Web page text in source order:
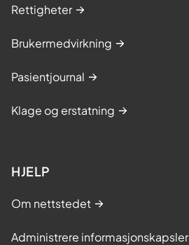
Rettigheter
Brukermedvirkning
Pasientjournal
Klage og erstatning
HJELP
Om nettstedet
Administrere informasjonskapsler